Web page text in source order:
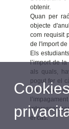
obtenir.
Quan per
objecte
com requisit
de l'import de
Els
l’import de
als quals,
pogut fer el
els siguen
interessos
el cas.